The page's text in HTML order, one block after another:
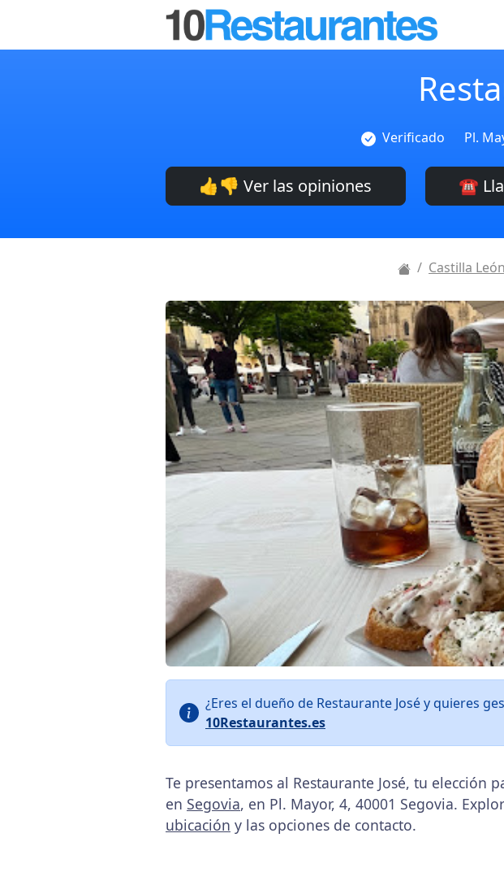
Verificado Pl.
👍👎 Ver las opiniones ☎️
Castilla León
¿Eres el dueño de Restaurante José y quieres
10Restaurantes.es
Te presentamos al Restaurante José, tu elección
en Segovia, en Pl. Mayor, 4, 40001 Segovia.
ubicación y las opciones de contacto.